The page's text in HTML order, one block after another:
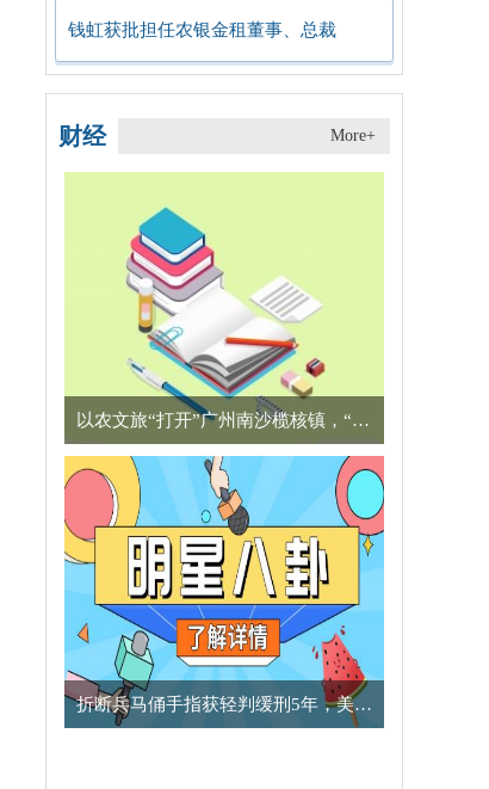
钱虹获批担任农银金租董事、总裁
财经 More+
以农文旅“打开”广州南沙榄核镇，“星海故里”别有一番风味
​折断兵马俑手指获轻判缓刑5年，美国男子向中方致歉